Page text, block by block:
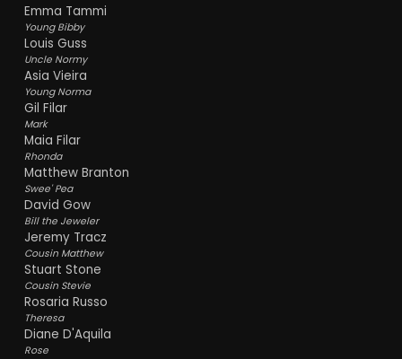
Emma Tammi
Young Bibby
Louis Guss
Uncle Normy
Asia Vieira
Young Norma
Gil Filar
Mark
Maia Filar
Rhonda
Matthew Branton
Swee' Pea
David Gow
Bill the Jeweler
Jeremy Tracz
Cousin Matthew
Stuart Stone
Cousin Stevie
Rosaria Russo
Theresa
Diane D'Aquila
Rose